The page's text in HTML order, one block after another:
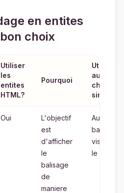
en entites
choix
Utiliser
les
entites
HTML?
Pourquoi
Utiliser
autre
chose
sinon
Oui
L'objectif
est
d'afficher
le
balisage
de
maniere
Aucun si
balisage
visible est
le but